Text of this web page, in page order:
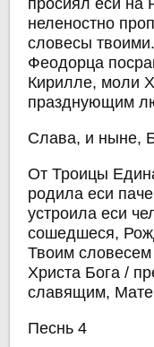
просиял еси на
неленостно
словесы
Феодорца
Кирилле, моли
празднующим
Слава, и ныне,
От Троицы
родила еси
устроила еси
сошедшеся,
Твоим
Христа Бога /
славящим,
Песнь 4